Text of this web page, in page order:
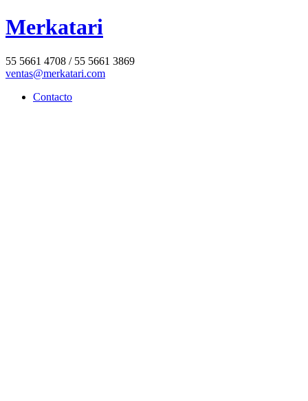
Merkatari
55 5661 4708 / 55 5661 3869
ventas@merkatari.com
Contacto